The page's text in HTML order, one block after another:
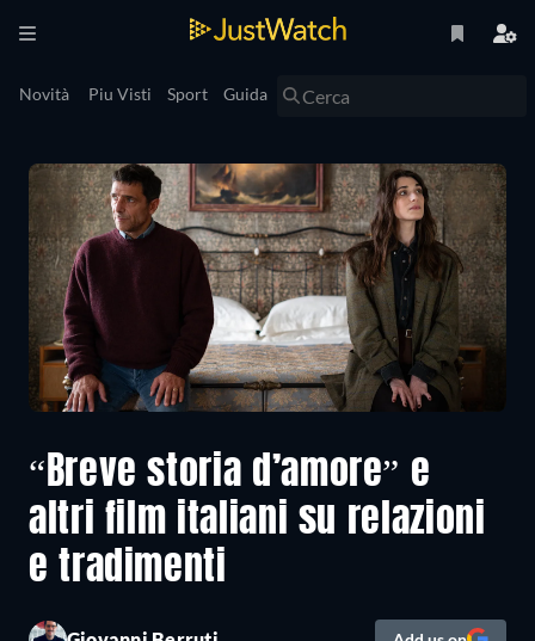
Novità Piu Visti Sport Guida
“Breve storia d’amore” e
altri film italiani su relazioni
e tradimenti